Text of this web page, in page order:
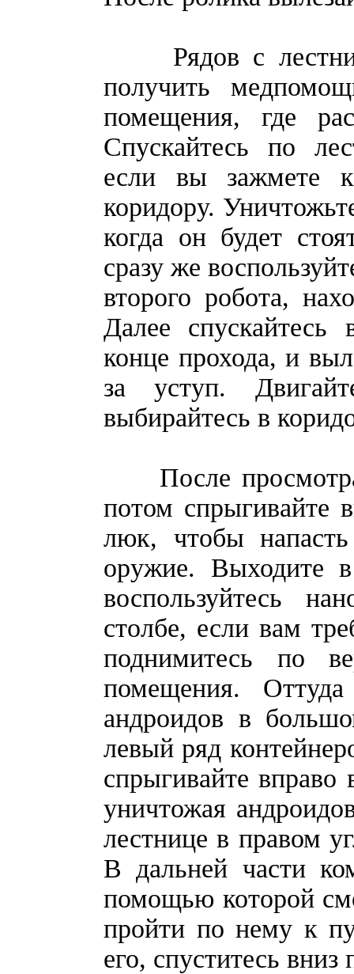
Рядов с
получить
помещения, где
Спускайтесь по
если вы зажмете
коридору.
когда он будет
сразу же
второго робота,
Далее
конце прохода, и
за уступ.
выбирайтесь в
После просмотра
потом спрыгивайте
люк, чтобы
оружие. Выходите
воспользуйтесь
столбе, если вам
поднимитесь по
помещения.
андроидов в
левый ряд
спрыгивайте вправо
уничтожая
лестнице в правом
В дальней части
помощью которой
пройти по нему к
его, спуститесь